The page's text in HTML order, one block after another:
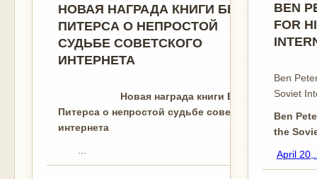
НОВАЯ НАГРАДА КНИГИ БЕНА
ПИТЕРСА О НЕПРОСТОЙ
СУДЬБЕ СОВЕТСКОГО
ИНТЕРНЕТА
Новая награда книги Бена
Питерса о непростой судьбе советского
интернета
BEN
FOR
Ben
Soviet
Ben
the
April